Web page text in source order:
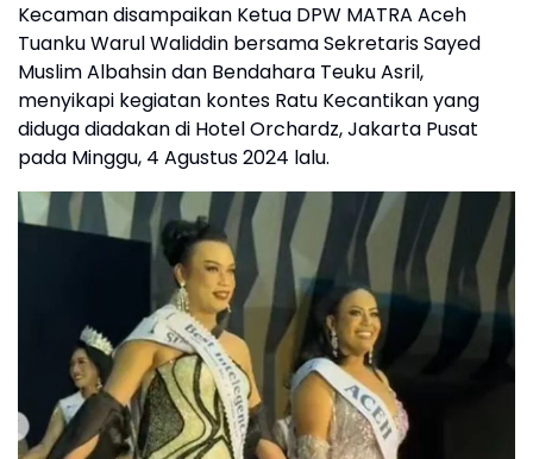
Kecaman disampaikan Ketua DPW MATRA Aceh
Tuanku Warul Waliddin bersama Sekretaris Sayed
Muslim Albahsin dan Bendahara Teuku Asril,
menyikapi kegiatan kontes Ratu Kecantikan yang
diduga diadakan di Hotel Orchardz, Jakarta Pusat
pada Minggu, 4 Agustus 2024 lalu.